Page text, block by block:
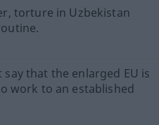
torture in Uzbekistan
say that the enlarged EU is
work to an established